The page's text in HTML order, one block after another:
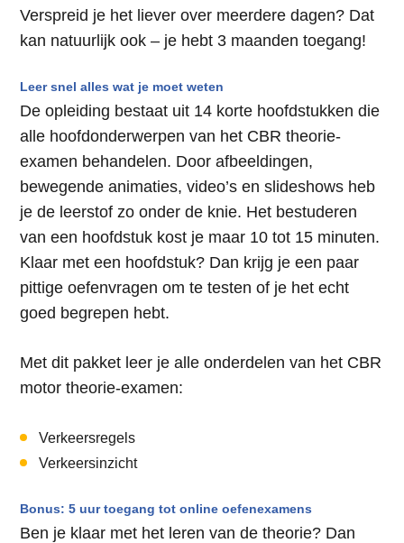
Verspreid je het liever over meerdere dagen? Dat
kan natuurlijk ook – je hebt 3 maanden toegang!
Leer snel alles wat je moet weten
De opleiding bestaat uit 14 korte hoofdstukken die
alle hoofdonderwerpen van het CBR theorie-
examen behandelen. Door afbeeldingen,
bewegende animaties, video’s en slideshows heb
je de leerstof zo onder de knie. Het bestuderen
van een hoofdstuk kost je maar 10 tot 15 minuten.
Klaar met een hoofdstuk? Dan krijg je een paar
pittige oefenvragen om te testen of je het echt
goed begrepen hebt.
Met dit pakket leer je alle onderdelen van het CBR
motor theorie-examen:
Verkeersregels
Verkeersinzicht
Bonus: 5 uur toegang tot online oefenexamens
Ben je klaar met het leren van de theorie? Dan